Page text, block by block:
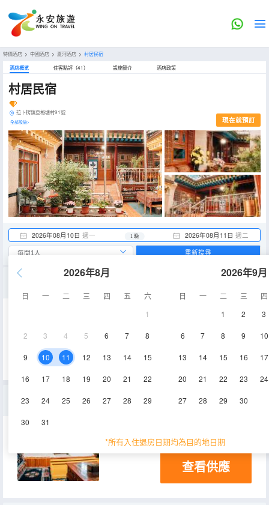
特價酒店 > 中國酒店 > 夏河酒店 > 村居民宿
酒店概览 住客點評（41） 設施簡介 酒店政策
村居民宿
拉卜楞鎮亞格塘村91號
全部設施> 現在就預訂
2026年08月10日 週一 2026年08月11日 週二
1 晚
2026年8月
日 一 二 三 四 五
六
1
2 3 4 5 6 7 8
9 10 11 12 13 14 15
16 17 18 19 20 21 22
23 24 25 26 27 28 29
30 31
2026年9月
日 一 二 三
四
1
2 3
6 7 8 9 10
13 14 15 16 17
20 21 22 23 24
27 28 29 30
*所有入住退房日期均為目的地日期
重新搜尋
藏式豪華雙人間
20-25㎡
查看供應